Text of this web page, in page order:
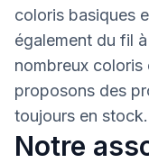
coloris basiques
également du fil
nombreux coloris
proposons des
toujours en stock.
Notre